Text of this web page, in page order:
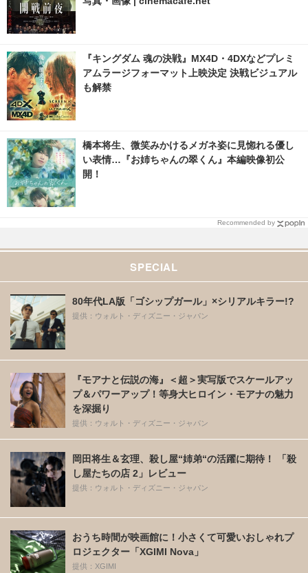
『キングダム 魂の決戦』MX4D・4DXなどプレミ
アムラージフォーマット上映決定 決戦ビジュアル
も解禁
橋本将生、微笑みかけるメガネ姿に見惚れる優し
い表情…『お姉ちゃんの翠くん』本編映像初公
開！
Recommended by
SPECIAL
80年代LA版「ゴシップガール」×シリアルキラー!?
提供：ウォルト・ディズニー・ジャパン
『モアナと伝説の海』＜超＞実写版でスケールアッ
プ＆パワーアップ！等身大ヒロイン・モアナの魅力
を深掘り
提供：ウォルト・ディズニー・ジャパン
岡田将生＆玄理、殺し屋“姉弟“の活躍に期待！ 「殺
し屋たちの店 2」レビュー
提供：ウォルト・ディズニー・ジャパン
おうち時間が映画館に！小さくて可愛いおしゃれプ
ロジェクター「XGIMI Nova」
提供：XGIMI